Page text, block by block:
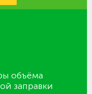
объёма
заправки